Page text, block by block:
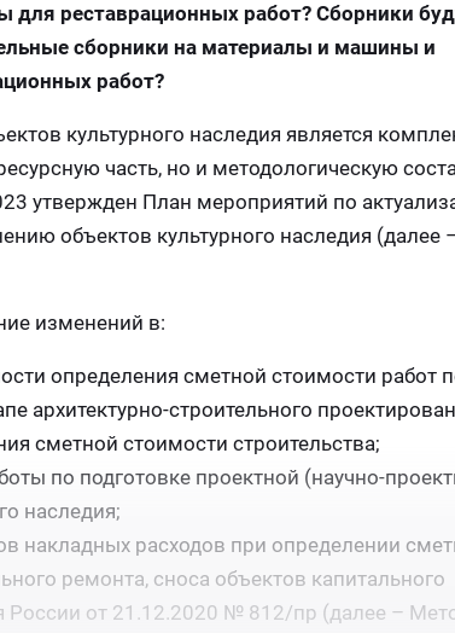
для реставрационных работ? Сборники
сборники на материалы и машины и
работ?
культурного наследия является
часть, но и методологическую
утвержден План мероприятий по
объектов культурного наследия (далее
изменений в:
определения сметной стоимости работ
архитектурно-строительного
сметной стоимости строительства;
по подготовке проектной (научно-
наследия;
накладных расходов при определении
ремонта, сноса объектов капитального
России от 21.12.2020 № 812/пр (далее –